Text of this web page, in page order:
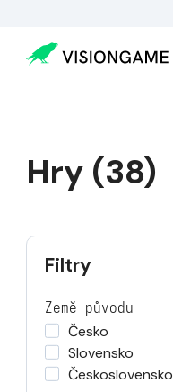
Hry (38)
Filtry
Země původu
Česko
Slovensko
Československo